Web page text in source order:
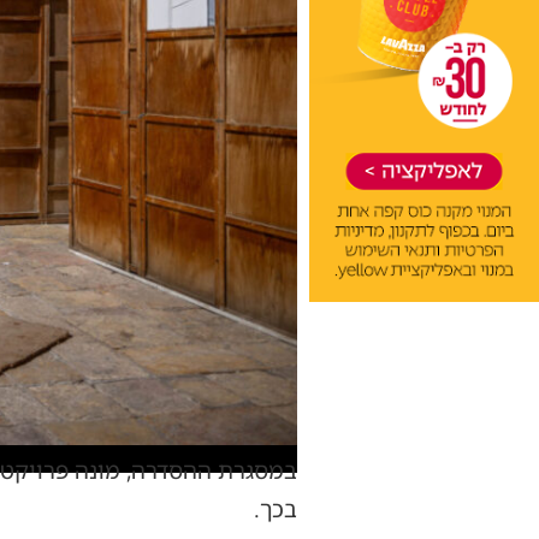
במסגרת ההסדרה, מונה
בכך.